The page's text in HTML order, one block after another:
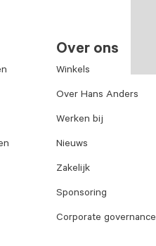
Over ons
Winkels
Over Hans Anders
Werken bij
Nieuws
Zakelijk
Sponsoring
Corporate governance